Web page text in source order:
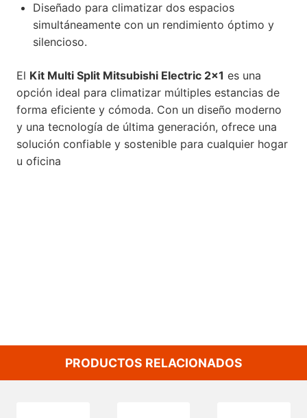
Diseñado para climatizar dos espacios
simultáneamente con un rendimiento óptimo y
silencioso.
El Kit Multi Split Mitsubishi Electric 2×1 es una
opción ideal para climatizar múltiples estancias de
forma eficiente y cómoda. Con un diseño moderno
y una tecnología de última generación, ofrece una
solución confiable y sostenible para cualquier hogar
u oficina
PRODUCTOS RELACIONADOS